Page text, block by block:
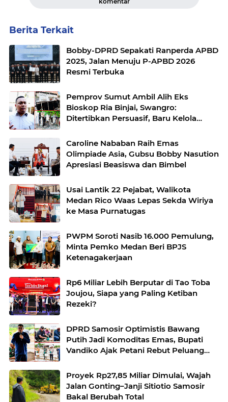
Berita Terkait
Bobby-DPRD Sepakati Ranperda APBD
2025, Jalan Menuju P-APBD 2026
Resmi Terbuka
Pemprov Sumut Ambil Alih Eks
Bioskop Ria Binjai, Swangro:
Ditertibkan Persuasif, Baru Kelola
Caroline Nababan Raih Emas
Olimpiade Asia, Gubsu Bobby Nasution
Apresiasi Beasiswa dan Bimbel
Usai Lantik 22 Pejabat, Walikota
Medan Rico Waas Lepas Sekda Wiriya
ke Masa Purnatugas
PWPM Soroti Nasib 16.000 Pemulung,
Minta Pemko Medan Beri BPJS
Ketenagakerjaan
Rp6 Miliar Lebih Berputar di Tao Toba
Joujou, Siapa yang Paling Ketiban
Rezeki?
DPRD Samosir Optimistis Bawang
Putih Jadi Komoditas Emas, Bupati
Vandiko Ajak Petani Rebut Peluang
Proyek Rp27,85 Miliar Dimulai, Wajah
Jalan Gonting–Janji Sitiotio Samosir
Bakal Berubah Total